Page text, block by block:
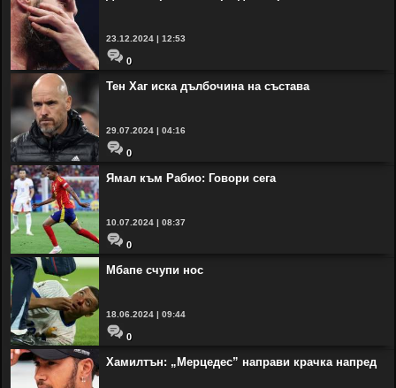
23.12.2024 | 12:53
0
Тен Хаг иска дълбочина на състава
29.07.2024 | 04:16
0
Ямал към Рабио: Говори сега
10.07.2024 | 08:37
0
Мбапе счупи нос
18.06.2024 | 09:44
0
Хамилтън: „Мерцедес” направи крачка напред